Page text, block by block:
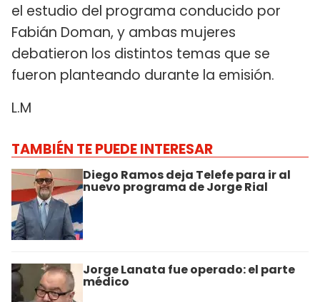
el estudio del programa conducido por
Fabián Doman, y ambas mujeres
debatieron los distintos temas que se
fueron planteando durante la emisión.
L.M
TAMBIÉN TE PUEDE INTERESAR
Diego Ramos deja Telefe para ir al
nuevo programa de Jorge Rial
Jorge Lanata fue operado: el parte
médico